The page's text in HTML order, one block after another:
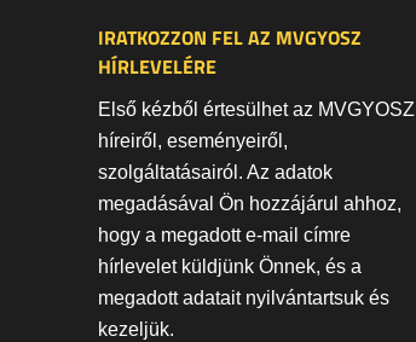
IRATKOZZON FEL AZ MVGYOSZ
HÍRLEVELÉRE
Első kézből értesülhet az MVGYOSZ
híreiről, eseményeiről,
szolgáltatásairól. Az adatok
megadásával Ön hozzájárul ahhoz,
hogy a megadott e-mail címre
hírlevelet küldjünk Önnek, és a
megadott adatait nyilvántartsuk és
kezeljük.